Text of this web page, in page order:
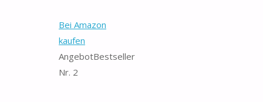
Bei Amazon
kaufen
AngebotBestseller
Nr. 2